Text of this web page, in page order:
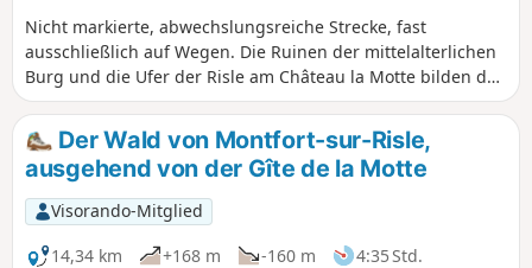
Nicht markierte, abwechslungsreiche Strecke, fast
ausschließlich auf Wegen. Die Ruinen der mittelalterlichen
Burg und die Ufer der Risle am Château la Motte bilden den
krönenden Abschluss dieser Wanderung, die eine große
Vielfalt an Landschaften zwischen dem Staatswald und dem
Tal von Claireau sowie Elemente des natürlichen
(bemerkenswerte Bäume) und historischen Erbes (Château
la Motte, Waschhaus aus dem 18. Jahrhundert...) bietet.
Der Wald von Montfort-sur-Risle,
ausgehend von der Gîte de la Motte
Visorando-Mitglied
14,34 km
+168 m -160 m
4:35 Std.